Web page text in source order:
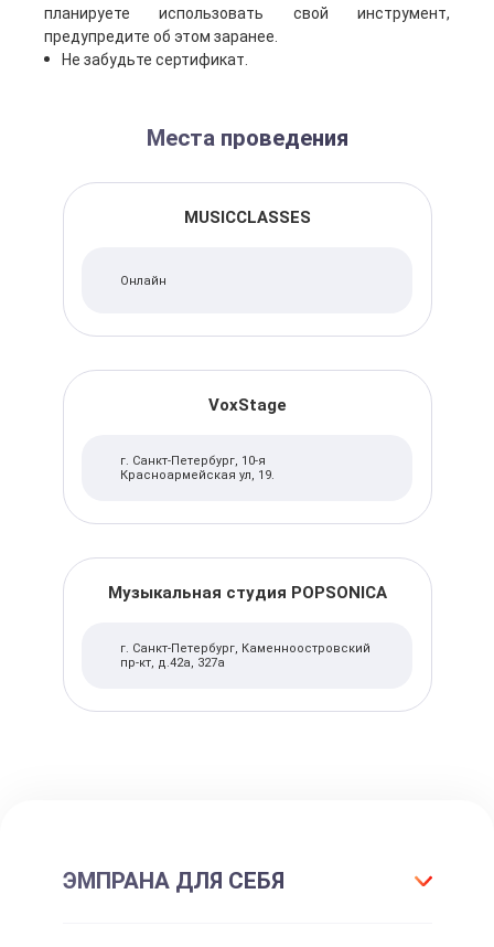
планируете использовать свой инструмент,
предупредите об этом заранее.
Не забудьте сертификат.
Места проведения
MUSICCLASSES
Онлайн
VoxStage
г. Санкт-Петербург, 10-я
Красноармейская ул, 19.
Музыкальная студия POPSONICA
г. Санкт-Петербург, Каменноостровский
пр-кт, д.42а, 327а
ЭМПРАНА ДЛЯ СЕБЯ